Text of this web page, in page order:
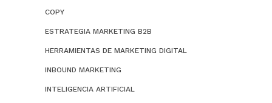
COPY
ESTRATEGIA MARKETING B2B
HERRAMIENTAS DE MARKETING DIGITAL
INBOUND MARKETING
INTELIGENCIA ARTIFICIAL